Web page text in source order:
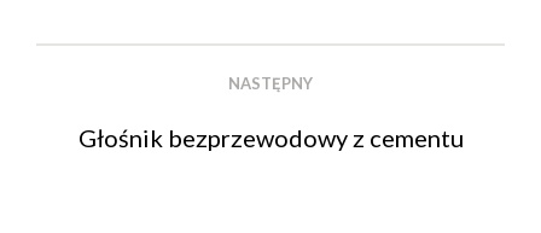
NASTĘPNY
Głośnik bezprzewodowy z cementu